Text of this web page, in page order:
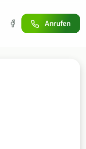
Anrufen